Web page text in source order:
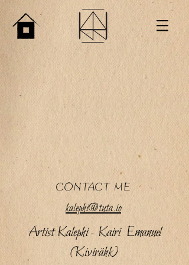
CONTACT ME
kalephi@tuta.io
Artist Kalephi - Kairi Emanuel
(Kivirähk)